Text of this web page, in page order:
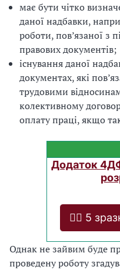
має бути чітко
даної надбавки,
роботи, пов’язаної з
правових документів;
існування даної
документах, які
трудовими
колективному
оплату праці, якщо
Додаток
❤️‍🔥 5
Однак не зайвим буде
проведену роботу